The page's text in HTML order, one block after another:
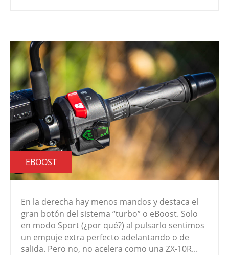
EBOOST
En la derecha hay menos mandos y destaca el
gran botón del sistema “turbo” o eBoost. Solo
en modo Sport (¿por qué?) al pulsarlo sentimos
un empuje extra perfecto adelantando o de
salida. Pero no, no acelera como una ZX-10R...